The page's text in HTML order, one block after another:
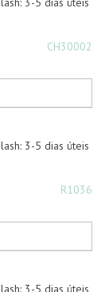
CH30002
R1036